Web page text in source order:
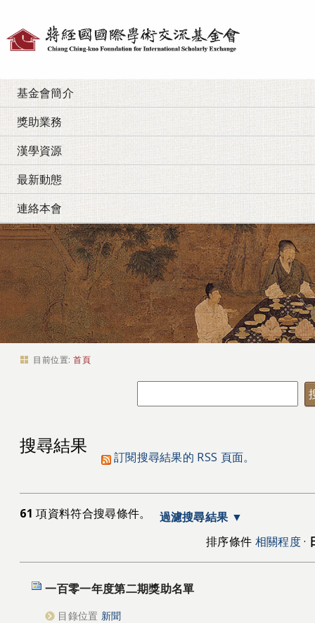
基金會簡介
獎助業務
漢學資源
最新動態
連絡本會
目前位置: 首頁
搜尋結果
訂閱搜尋結果的 RSS 頁面。
61 項資料符合搜尋條件。
過濾搜尋結果
排序條件 相關程度·
一百零一年度第二期獎助名單
目錄位置 新聞